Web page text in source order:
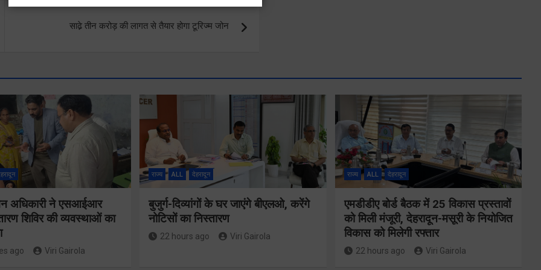
साढे़ तीन करोड़ की लागत से तैयार होगा टूरिज्म जोन
अधिकारी ने एसआईआर
शिविर की व्यवस्थाओं का
ago Viri Gairola
राज्य ALL देहरादून
बुजुर्ग-दिव्यांगों के घर जाएंगे बीएलओ, करेंगे
नोटिसों का निस्तारण
22 hours ago Viri Gairola
राज्य ALL देहरादून
एमडीडीए बोर्ड बैठक में 25 विकास प्रस्तावों
को मिली मंजूरी, देहरादून-मसूरी के नियोजित
विकास को मिलेगी रफ्तार
22 hours ago Viri Gairola